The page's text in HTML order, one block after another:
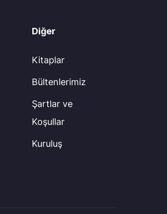
Diğer
Kitaplar
Bültenlerimiz
Şartlar ve
Koşullar
Kuruluş